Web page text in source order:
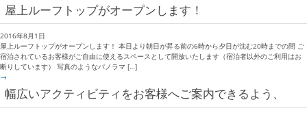
屋上ルーフトップがオープンします！
2016年8月1日
屋上ルーフトップがオープンします！ 本日より朝日が昇る前の6時から夕日が沈む20時までの間 ご
宿泊されているお客様がご自由に使えるスペースとして開放いたします（宿泊者以外のご利用はお
断りしています） 写真のようなパノラマ […]
→
幅広いアクティビティをお客様へご案内できるよう、